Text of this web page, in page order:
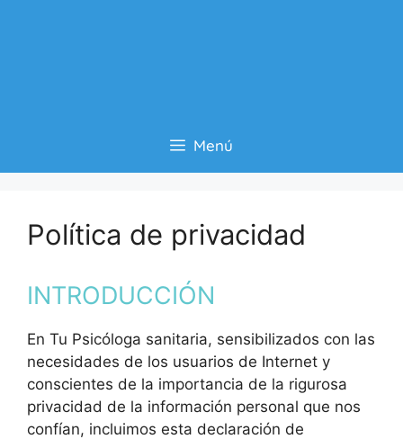
Menú
Política de privacidad
INTRODUCCIÓN
En Tu Psicóloga sanitaria, sensibilizados con las
necesidades de los usuarios de Internet y
conscientes de la importancia de la rigurosa
privacidad de la información personal que nos
confían, incluimos esta declaración de